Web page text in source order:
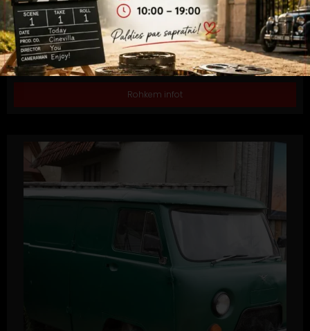
Tarvikud,Transport
NÕUKOGUDE SÕJAVÄE VEOAUTO
Camo pruun nõukogude sõjaväe veoauto UAZ-469 koos
varikatusega
Rohkem infot